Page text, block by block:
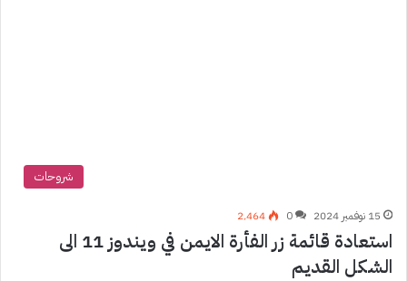
شروحات
15 نوفمبر 2024 0 2٬464
استعادة قائمة زر الفأرة الايمن في ويندوز 11 الى
الشكل القديم